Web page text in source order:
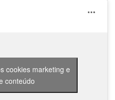
cookies marketing e
conteúdo